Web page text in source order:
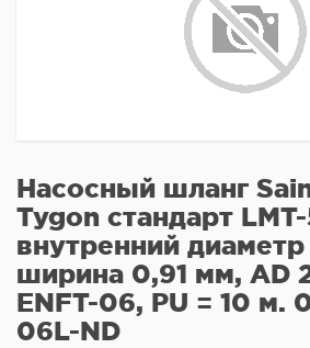
Насосный шланг
Tygon стандарт
внутренний
ширина 0,91 мм, AD
ENFT-06, PU = 10 м.
06L-ND